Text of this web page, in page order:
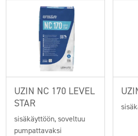
UZIN NC 170 LEVEL
STAR
sisäkäyttöön, soveltuu
pumpattavaksi